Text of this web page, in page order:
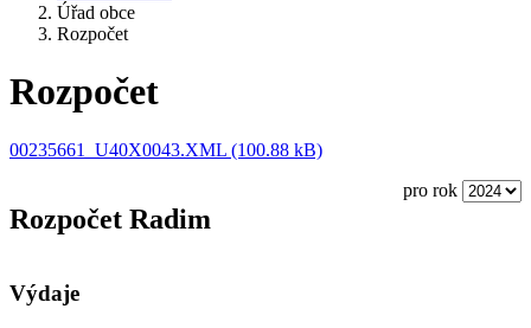
Úřad obce
Rozpočet
Rozpočet
00235661_U40X0043.XML (100.88 kB)
pro rok
Rozpočet Radim
Výdaje